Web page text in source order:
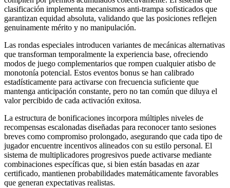
clasificación implementa mecanismos anti-trampa sofisticados que
garantizan equidad absoluta, validando que las posiciones reflejen
genuinamente mérito y no manipulación.
Las rondas especiales introducen variantes de mecánicas alternativas
que transforman temporalmente la experiencia base, ofreciendo
modos de juego complementarios que rompen cualquier atisbo de
monotonía potencial. Estos eventos bonus se han calibrado
estadísticamente para activarse con frecuencia suficiente que
mantenga anticipación constante, pero no tan común que diluya el
valor percibido de cada activación exitosa.
La estructura de bonificaciones incorpora múltiples niveles de
recompensas escalonadas diseñadas para reconocer tanto sesiones
breves como compromiso prolongado, asegurando que cada tipo de
jugador encuentre incentivos alineados con su estilo personal. El
sistema de multiplicadores progresivos puede activarse mediante
combinaciones específicas que, si bien están basadas en azar
certificado, mantienen probabilidades matemáticamente favorables
que generan expectativas realistas.